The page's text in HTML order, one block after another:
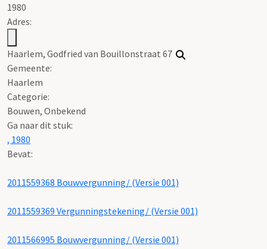
1980
Adres:
Haarlem, Godfried van Bouillonstraat 67
Gemeente:
Haarlem
Categorie:
Bouwen, Onbekend
Ga naar dit stuk:
, 1980
Bevat:
2011559368 Bouwvergunning/ (Versie 001)
2011559369 Vergunningstekening/ (Versie 001)
2011566995 Bouwvergunning/ (Versie 001)